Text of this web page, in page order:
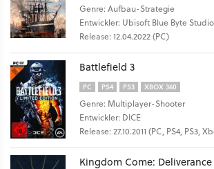
Genre: Aufbau-Strategie
Entwickler: Ubisoft Blue Byte
Release: 12.04.2022 (PC)
Battlefield 3
PC PS4 PS3 XBOX 360
Genre: Multiplayer-Shooter
Entwickler: DICE
Release: 27.10.2011 (PC, PS4, PS3,
Kingdom Come: Deliverance